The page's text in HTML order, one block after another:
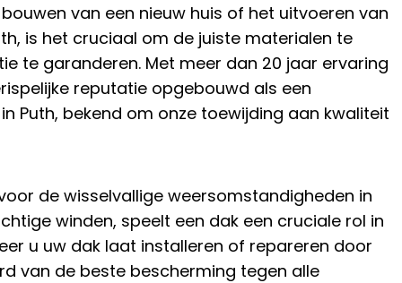
van een nieuw huis of het uitvoeren van
is het cruciaal om de juiste materialen te
te garanderen. Met meer dan 20 jaar ervaring
reputatie opgebouwd als een
in Puth, bekend om onze toewijding aan kwaliteit
de wisselvallige weersomstandigheden in
winden, speelt een dak een cruciale rol in
u uw dak laat installeren of repareren door
van de beste bescherming tegen alle